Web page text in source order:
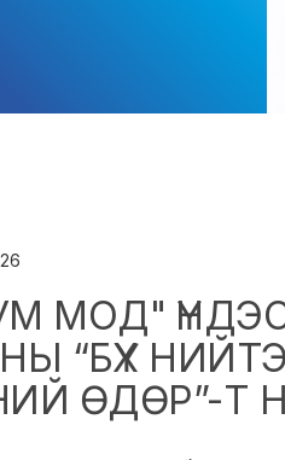
МОД"
“БҮХ
ӨДӨР”-Т